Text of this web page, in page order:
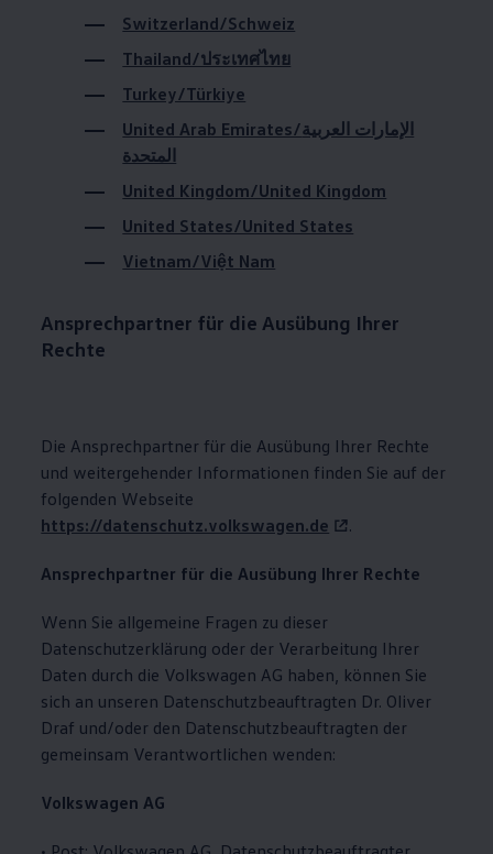
Warn- und Kontrollleuchten
Assistenzsysteme
Digitale Betriebsanleitung
Live Beratung
Magazin
Lifestyle
Transport
Familie
Elektromobilität
Volkswagen R
Pannen- und Unfallhilfe
Switzerland/Schweiz
Thailand/ประเทศไทย
Turkey/Türkiye
United Arab Emirates/الإمارات العربية
المتحدة
United Kingdom/United Kingdom
United States/United States
Vietnam/Việt Nam
Ansprechpartner für die Ausübung Ihrer
Rechte
Die Ansprechpartner für die Ausübung Ihrer Rechte
und weitergehender Informationen finden Sie auf der
folgenden Webseite
https://datenschutz.volkswagen.de
.
Ansprechpartner für die Ausübung Ihrer Rechte
Wenn Sie allgemeine Fragen zu dieser
Datenschutzerklärung oder der Verarbeitung Ihrer
Daten durch die Volkswagen AG haben, können Sie
sich an unseren Datenschutzbeauftragten Dr. Oliver
Draf und/oder den Datenschutzbeauftragten der
gemeinsam Verantwortlichen wenden:
Volkswagen AG